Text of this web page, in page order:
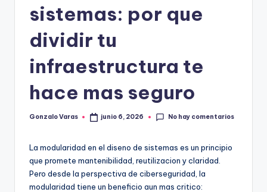
sistemas: por que
dividir tu
infraestructura te
hace mas seguro
Publicado
Gonzalo Varas junio 6, 2026 No hay comentarios
La modularidad en el diseno de sistemas es un principio
que promete mantenibilidad, reutilizacion y claridad.
Pero desde la perspectiva de ciberseguridad, la
modularidad tiene un beneficio aun mas critico: